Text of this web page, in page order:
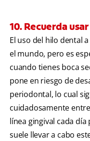
10. Recuerda
El uso del hilo dental
el mundo, pero es
cuando tienes boca
pone en riesgo de
periodontal, lo cual
cuidadosamente
línea gingival cada
suele llevar a cabo